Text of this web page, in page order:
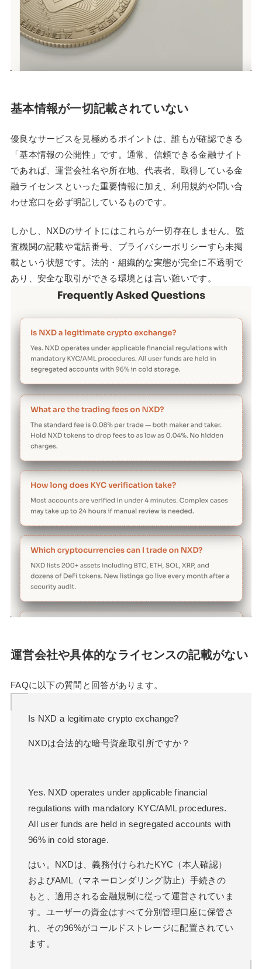
基本情報が一切記載されていない
優良なサービスを見極めるポイントは、誰もが確認できる
「基本情報の公開性」です。通常、信頼できる金融サイト
であれば、運営会社名や所在地、代表者、取得している金
融ライセンスといった重要情報に加え、利用規約や問い合
わせ窓口を必ず明記しているものです。
しかし、NXDのサイトにはこれらが一切存在しません。監
査機関の記載や電話番号、プライバシーポリシーすら未掲
載という状態です。法的・組織的な実態が完全に不透明で
あり、安全な取引ができる環境とは言い難いです。
運営会社や具体的なライセンスの記載がない
FAQに以下の質問と回答があります。
Is NXD a legitimate crypto exchange?
NXDは合法的な暗号資産取引所ですか？
Yes. NXD operates under applicable financial
regulations with mandatory KYC/AML procedures.
All user funds are held in segregated accounts with
96% in cold storage.
はい。NXDは、義務付けられたKYC（本人確認）
およびAML（マネーロンダリング防止）手続きの
もと、適用される金融規制に従って運営されていま
す。ユーザーの資金はすべて分別管理口座に保管さ
れ、その96%がコールドストレージに配置されてい
ます。